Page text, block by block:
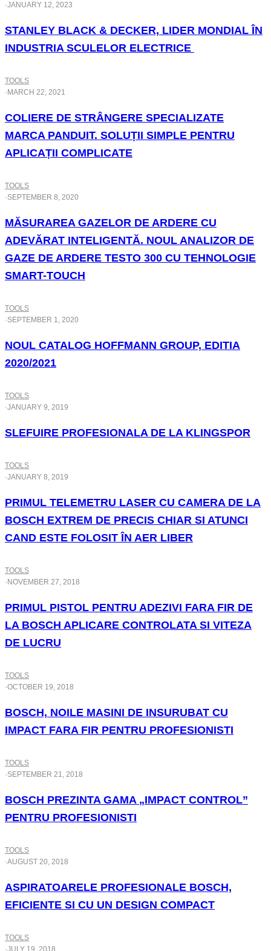
·JANUARY 12, 2023
STANLEY BLACK & DECKER, LIDER MONDIAL ÎN
INDUSTRIA SCULELOR ELECTRICE
TOOLS
· MARCH 22, 2021
COLIERE DE STRÂNGERE SPECIALIZATE
MARCA PANDUIT. SOLUȚII SIMPLE PENTRU
APLICAȚII COMPLICATE
TOOLS
·SEPTEMBER 8, 2020
MĂSURAREA GAZELOR DE ARDERE CU
ADEVĂRAT INTELIGENTĂ. NOUL ANALIZOR DE
GAZE DE ARDERE TESTO 300 CU TEHNOLOGIE
SMART-TOUCH
TOOLS
·SEPTEMBER 1, 2020
NOUL CATALOG HOFFMANN GROUP, EDITIA
2020/2021
TOOLS
·JANUARY 9, 2019
SLEFUIRE PROFESIONALA DE LA KLINGSPOR
TOOLS
·JANUARY 8, 2019
PRIMUL TELEMETRU LASER CU CAMERA DE LA
BOSCH EXTREM DE PRECIS CHIAR SI ATUNCI
CAND ESTE FOLOSIT ÎN AER LIBER
TOOLS
· NOVEMBER 27, 2018
PRIMUL PISTOL PENTRU ADEZIVI FARA FIR DE
LA BOSCH APLICARE CONTROLATA SI VITEZA
DE LUCRU
TOOLS
·OCTOBER 19, 2018
BOSCH, NOILE MASINI DE INSURUBAT CU
IMPACT FARA FIR PENTRU PROFESIONISTI
TOOLS
·SEPTEMBER 21, 2018
BOSCH PREZINTA GAMA „IMPACT CONTROL”
PENTRU PROFESIONISTI
TOOLS
·AUGUST 20, 2018
ASPIRATOARELE PROFESIONALE BOSCH,
EFICIENTE SI CU UN DESIGN COMPACT
TOOLS
·JULY 19, 2018